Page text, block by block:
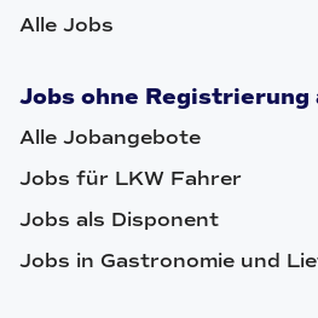
Alle Jobs
Jobs ohne Registrierung
Alle Jobangebote
Jobs für LKW Fahrer
Jobs als Disponent
Jobs in Gastronomie und